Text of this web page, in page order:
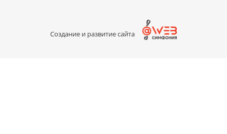
Создание и развитие сайта